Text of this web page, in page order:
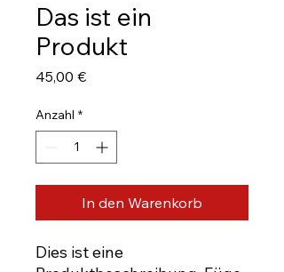
Das ist ein
Produkt
45,00 €Preis
Anzahl *
In den Warenkorb
Dies ist eine